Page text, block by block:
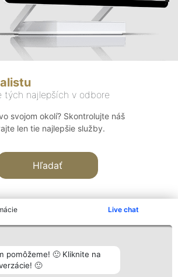
Live chat
pomôžeme! 🙂 Kliknite na
🙂
tých najlepších v odbore
svojom okolí? Skontrolujte náš
len tie najlepšie služby.
Hľadať
Hodnotenie
Laureáti
Lista
Kontakt
Kontakt